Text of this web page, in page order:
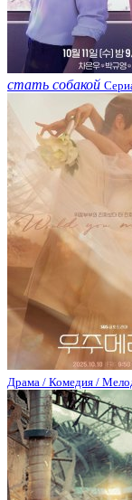
стать собакой
Драма / Комедия /